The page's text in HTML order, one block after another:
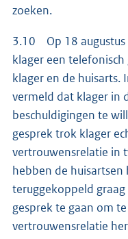
zoeken.
3.10 Op 18 augustus
klager een
klager en de huisarts.
vermeld dat klager in
beschuldigingen te
gesprek trok klager
vertrouwensrelatie in
hebben de
teruggekoppeld
gesprek te gaan om
vertrouwensrelatie